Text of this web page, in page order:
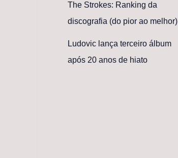
The Strokes: Ranking da
discografia (do pior ao melhor)
Ludovic lança terceiro álbum
após 20 anos de hiato